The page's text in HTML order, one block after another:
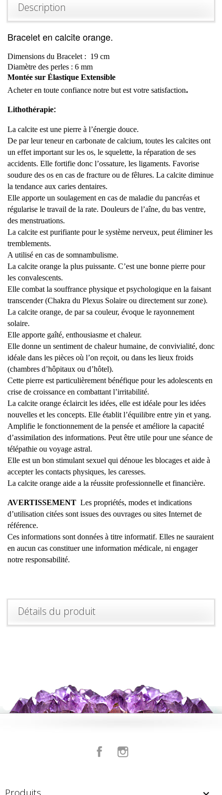
Description
Bracelet en calcite orange.
Dimensions du Bracelet : 19 cm
Diamètre des perles : 6 mm
Montée sur Élastique Extensible
Acheter en toute confiance notre but est votre satisfaction.
Lithothérapie:
La calcite est une pierre à l’énergie douce.
De par leur teneur en carbonate de calcium, toutes les calcites ont
un effet important sur les os, le squelette, la réparation de ses
accidents. Elle fortifie donc l’ossature, les ligaments. Favorise
soudure des os en cas de fracture ou de fêlures. La calcite diminue
la tendance aux caries dentaires.
Elle apporte un soulagement en cas de maladie du pancréas et
régularise le travail de la rate. Douleurs de l’aîne, du bas ventre,
des menstruations.
La calcite est purifiante pour le système nerveux, peut éliminer les
tremblements.
A utilisé en cas de somnambulisme.
La calcite orange la plus puissante. C’est une bonne pierre pour
les convalescents.
Elle combat la souffrance physique et psychologique en la faisant
transcender (Chakra du Plexus Solaire ou directement sur zone).
La calcite orange, de par sa couleur, évoque le rayonnement
solaire.
Elle apporte gaîté, enthousiasme et chaleur.
Elle donne un sentiment de chaleur humaine, de convivialité, donc
idéale dans les pièces où l’on reçoit, ou dans les lieux froids
(chambres d’hôpitaux ou d’hôtel).
Cette pierre est particulièrement bénéfique pour les adolescents en
crise de croissance en combattant l’irritabilité.
La calcite orange éclaircit les idées, elle est idéale pour les idées
nouvelles et les concepts. Elle établit l’équilibre entre yin et yang.
Amplifie le fonctionnement de la pensée et améliore la capacité
d’assimilation des informations. Peut être utile pour une séance de
télépathie ou voyage astral.
Elle est un bon stimulant sexuel qui dénoue les blocages et aide à
accepter les contacts physiques, les caresses.
La calcite orange aide a la réussite professionnelle et financière.
AVERTISSEMENT Les propriétés, modes et indications
d’utilisation citées sont issues des ouvrages ou sites Internet de
référence.
Ces informations sont données à titre informatif. Elles ne sauraient
en aucun cas constituer une information médicale, ni engager
notre responsabilité.
Détails du produit
Facebook